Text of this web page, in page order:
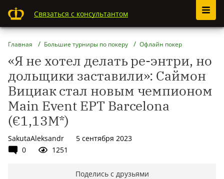
Связаться с консультантом
Главная Большие турниры по покеру Офлайн покер
«Я не хотел делать ре-энтри, но
дольщики заставили»: Саймон
Вициак стал новым чемпионом
Main Event EPT Barcelona
(€1,13М*)
SakutaAleksandr
5 сентября 2023
0
1251
Поделись с друзьями